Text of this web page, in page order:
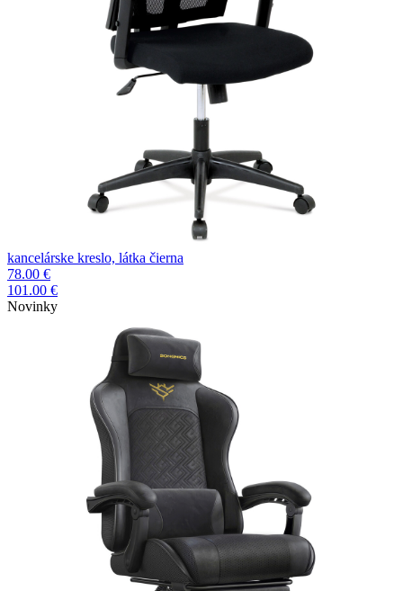
kancelárske kreslo, látka čierna
78.00 €
101.00 €
Novinky